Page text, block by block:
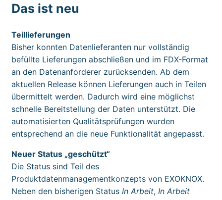
Das ist neu
Teillieferungen
Bisher konnten Datenlieferanten nur vollständig
befüllte Lieferungen abschließen und im FDX-Format
an den Datenanforderer zurücksenden. Ab dem
aktuellen Release können Lieferungen auch in Teilen
übermittelt werden. Dadurch wird eine möglichst
schnelle Bereitstellung der Daten unterstützt. Die
automatisierten Qualitätsprüfungen wurden
entsprechend an die neue Funktionalität angepasst.
Neuer Status „geschützt“
Die Status sind Teil des
Produktdatenmanagementkonzepts von EXOKNOX.
Neben den bisherigen Status In Arbeit, In Arbeit